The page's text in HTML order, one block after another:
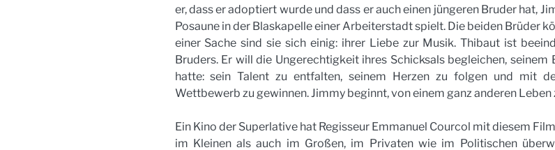
er, dass er adoptiert wurde und dass er auch einen jüngeren Bruder hat,
Posaune in der Blaskapelle einer Arbeiterstadt spielt. Die beiden Brüder
einer Sache sind sie sich einig: ihrer Liebe zur Musik. Thibaut ist
Bruders. Er will die Ungerechtigkeit ihres Schicksals begleichen, seinem
hatte: sein Talent zu entfalten, seinem Herzen zu folgen und mit
Wettbewerb zu gewinnen. Jimmy beginnt, von einem ganz anderen Leben
Ein Kino der Superlative hat Regisseur Emmanuel Courcol mit diesem
im Kleinen als auch im Großen, im Privaten wie im Politischen